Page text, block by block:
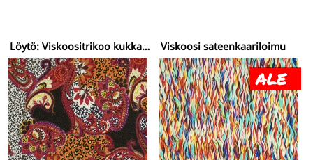
Löytö: Viskoositrikoo kukka-pantteri-ornamentit Viskoosi sateenkaariloimu